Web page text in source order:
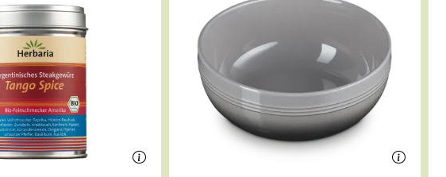
optimales Bratergebnis erzielen können, dann klicken Sie einfach hier.